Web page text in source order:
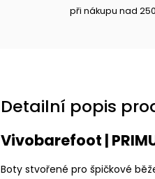
při nákupu nad
Detailní popis
Vivobarefoot |
Boty stvořené pro špičkové